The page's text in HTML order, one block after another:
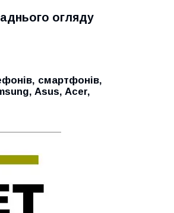
огляду
смартфонів,
Asus, Acer,